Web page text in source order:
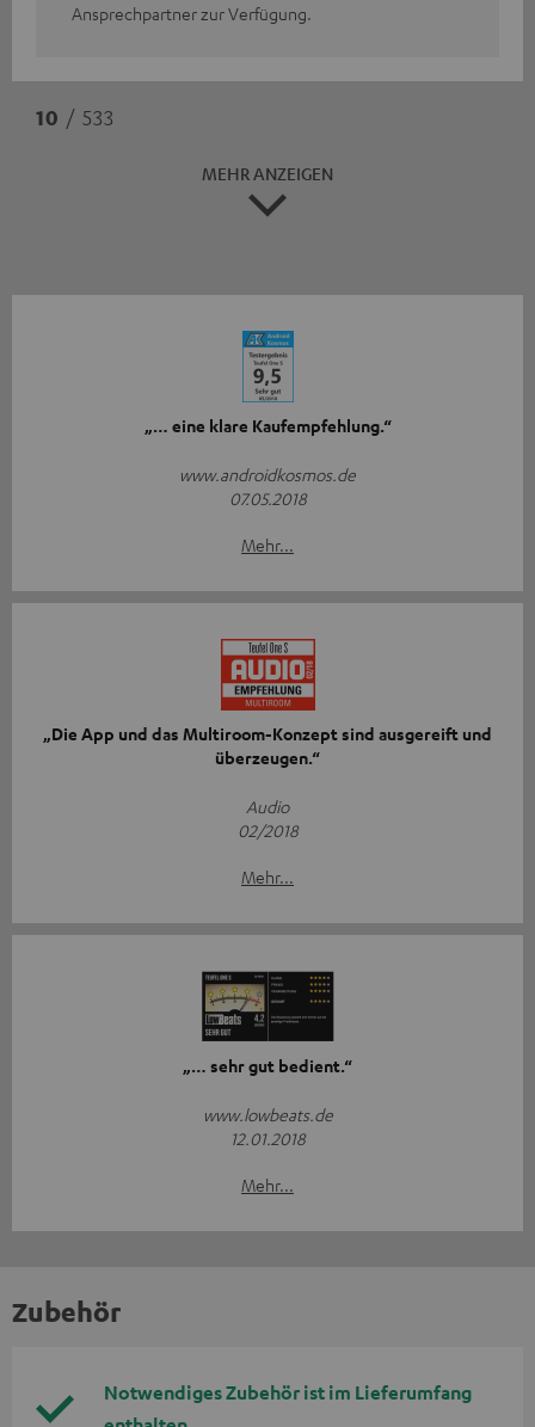
Ansprechpartner zur Verfügung.
10 / 533
MEHR ANZEIGEN
„… eine klare Kaufempfehlung.“
www.androidkosmos.de
07.05.2018
Mehr...
„Die App und das Multiroom-Konzept sind ausgereift und
überzeugen.“
Audio
02/2018
Mehr...
„… sehr gut bedient.“
www.lowbeats.de
12.01.2018
Mehr...
Zubehör
Notwendiges Zubehör ist im Lieferumfang